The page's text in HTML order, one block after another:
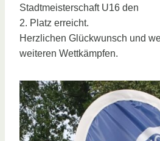
Stadtmeisterschaft U16 den
2. Platz erreicht.
Herzlichen Glückwunsch und
weiteren Wettkämpfen.